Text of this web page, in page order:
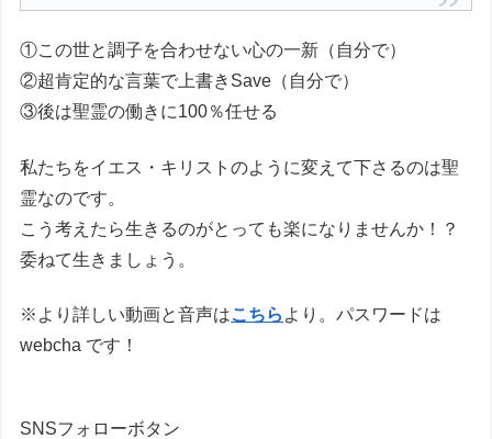
①この世と調子を合わせない心の一新（自分で）
②超肯定的な言葉で上書きSave（自分で）
③後は聖霊の働きに100％任せる
私たちをイエス・キリストのように変えて下さるのは聖
霊なのです。
こう考えたら生きるのがとっても楽になりませんか！？
委ねて生きましょう。
※より詳しい動画と音声はこちら より。パスワードは
webcha です！
SNSフォローボタン